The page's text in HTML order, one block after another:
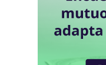
Blum Renta Global